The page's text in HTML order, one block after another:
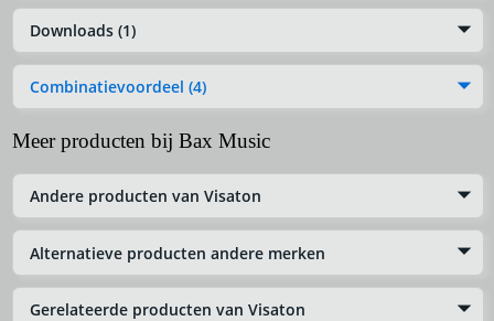
Downloads (1)
Combinatievoordeel (4)
Meer producten bij Bax Music
Andere producten van Visaton
Alternatieve producten andere merken
Gerelateerde producten van Visaton